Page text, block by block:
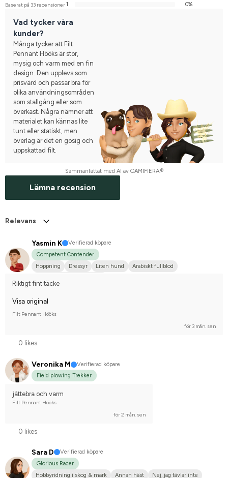
Baserat på 33 recensioner1
0%
Vad tycker våra
kunder?
Många tycker att Filt
Pennant Hööks är stor,
mysig och varm med en fin
design. Den upplevs som
prisvärd och passar bra för
olika användningsområden
som stallgång eller som
överkast. Några nämner att
materialet kan kännas lite
tunt eller statiskt, men
överlag är det en gosig och
uppskattad filt.
Sammanfattat med AI av GAMIFIERA.®
Lämna recension
Relevans
Yasmin K
Verifierad köpare
Competent Contender
Hoppning
Dressyr Liten hund
Arabiskt fullblod
Riktigt fint täcke
Visa original
Filt Pennant Hööks
för 3 mån. sen
0 likes
Veronika M
Verifierad köpare
Field plowing Trekker
jättebra och varm
Filt Pennant Hööks
för 2 mån. sen
0 likes
Sara D
Verifierad köpare
Glorious Racer
Hobbyridning i skog & mark
Annan häst Nej, jag tävlar inte